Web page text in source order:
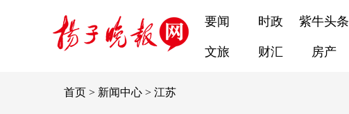
要闻 时政 紫牛头条
文旅 财汇 房产
首页 > 新闻中心 > 江苏